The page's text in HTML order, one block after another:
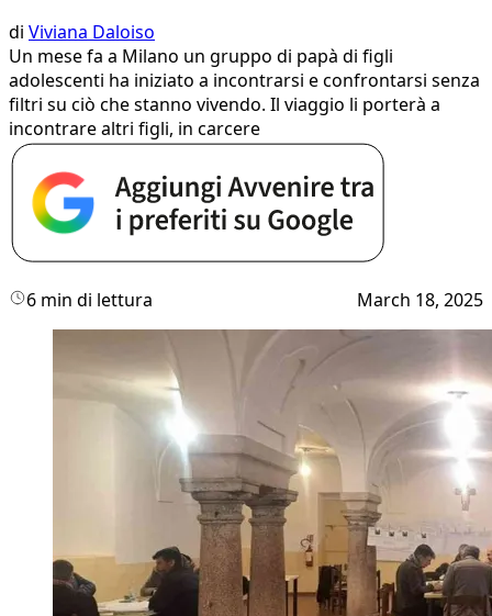
di Viviana Daloiso
Un mese fa a Milano un gruppo di papà di figli
adolescenti ha iniziato a incontrarsi e confrontarsi senza
filtri su ciò che stanno vivendo. Il viaggio li porterà a
incontrare altri figli, in carcere
6 min di lettura March 18, 2025